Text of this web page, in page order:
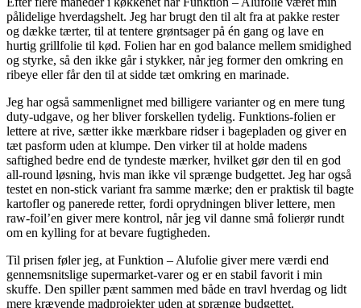
pålidelige hverdagshelt. Jeg har brugt den til alt fra at pakke rester
og dække tærter, til at tentere grøntsager på én gang og lave en
hurtig grillfolie til kød. Folien har en god balance mellem smidighed
og styrke, så den ikke går i stykker, når jeg former den omkring en
ribeye eller får den til at sidde tæt omkring en marinade.
Jeg har også sammenlignet med billigere varianter og en mere tung
duty-udgave, og her bliver forskellen tydelig. Funktions-folien er
lettere at rive, sætter ikke mærkbare ridser i bagepladen og giver en
tæt pasform uden at klumpe. Den virker til at holde madens
saftighed bedre end de tyndeste mærker, hvilket gør den til en god
all-round løsning, hvis man ikke vil sprænge budgettet. Jeg har også
testet en non-stick variant fra samme mærke; den er praktisk til bagte
kartofler og panerede retter, fordi oprydningen bliver lettere, men
raw-foil’en giver mere kontrol, når jeg vil danne små folierør rundt
om en kylling for at bevare fugtigheden.
Til prisen føler jeg, at Funktion – Alufolie giver mere værdi end
gennemsnitslige supermarket-varer og er en stabil favorit i min
skuffe. Den spiller pænt sammen med både en travl hverdag og lidt
mere krævende madprojekter uden at sprænge budgettet.